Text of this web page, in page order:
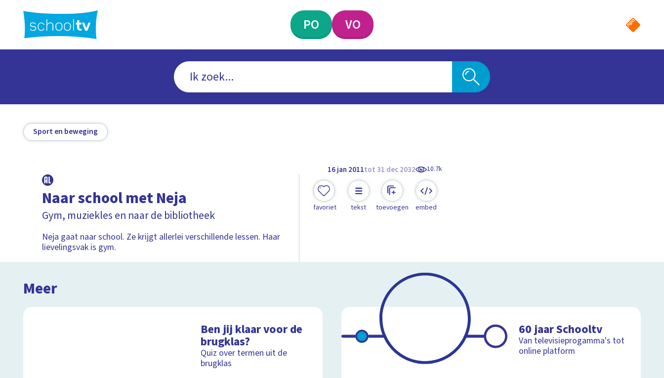
hoofdinhoud
PO VO
Sport en beweging
16 jan 2011tot 31 dec 2032 10.7k
Naar school met Neja
Gym, muziekles en naar de bibliotheek
Neja gaat naar school. Ze krijgt allerlei verschillende lessen. Haar
lievelingsvak is gym.
favoriet tekst toevoegen embed
Meer
Ben jij klaar voor de
brugklas?
Quiz over termen uit de
brugklas
60 jaar Schooltv
Van televisieprogamma's tot
online platform